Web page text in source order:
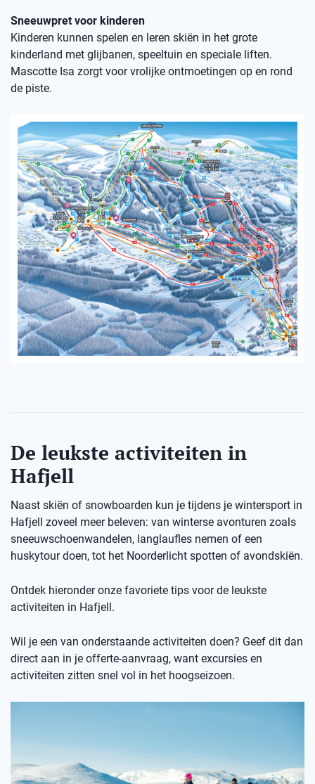
Sneeuwpret voor kinderen
Kinderen kunnen spelen en leren skiën in het grote
kinderland met glijbanen, speeltuin en speciale liften.
Mascotte Isa zorgt voor vrolijke ontmoetingen op en rond
de piste.
De leukste activiteiten in
Hafjell
Naast skiën of snowboarden kun je tijdens je wintersport in
Hafjell zoveel meer beleven: van winterse avonturen zoals
sneeuwschoenwandelen, langlaufles nemen of een
huskytour doen, tot het Noorderlicht spotten of avondskiën.
Ontdek hieronder onze favoriete tips voor de leukste
activiteiten in Hafjell.
Wil je een van onderstaande activiteiten doen? Geef dit dan
direct aan in je offerte-aanvraag, want excursies en
activiteiten zitten snel vol in het hoogseizoen.